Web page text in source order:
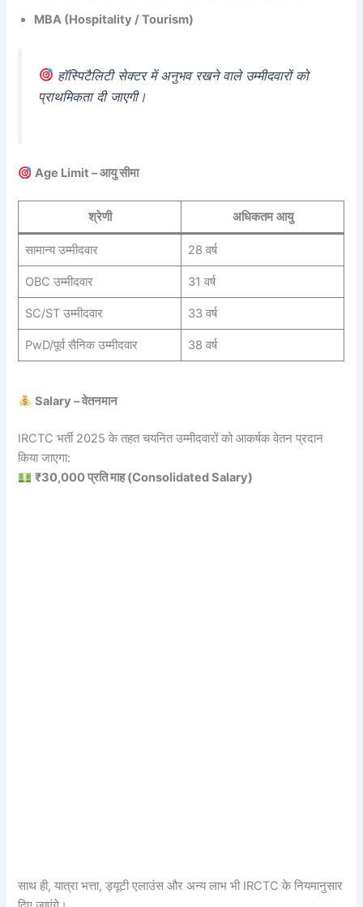
MBA (Hospitality / Tourism)
हॉस्पिटैलिटी सेक्टर में अनुभव रखने वाले उम्मीदवारों को
प्राथमिकता दी जाएगी।
Age Limit – आयु सीमा
श्रेणी अधिकतम आयु
सामान्य उम्मीदवार 28 वर्ष
OBC उम्मीदवार 31 वर्ष
SC/ST उम्मीदवार 33 वर्ष
PwD/पूर्व सैनिक उम्मीदवार 38 वर्ष
Salary – वेतनमान
IRCTC भर्ती 2025 के तहत चयनित उम्मीदवारों को आकर्षक वेतन प्रदान
किया जाएगा:
₹30,000 प्रति माह (Consolidated Salary)
साथ ही, यात्रा भत्ता, ड्यूटी एलाउंस और अन्य लाभ भी IRCTC के नियमानुसार